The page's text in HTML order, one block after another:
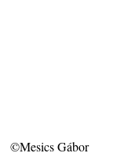
©Mesics Gábor